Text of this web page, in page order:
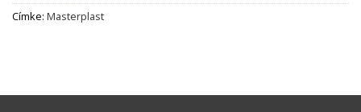
Címke: Masterplast